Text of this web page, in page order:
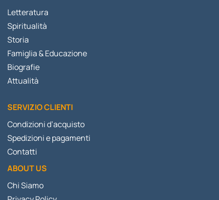
Letteratura
Spiritualità
Storia
Famiglia & Educazione
Biografie
Attualità
SERVIZIO CLIENTI
Condizioni d’acquisto
Spedizioni e pagamenti
Contatti
ABOUT US
Chi Siamo